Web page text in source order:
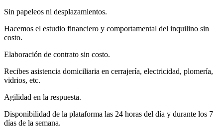
Sin papeleos ni desplazamientos.
Hacemos el estudio financiero y comportamental del inquilino sin
costo.
Elaboración de contrato sin costo.
Recibes asistencia domiciliaria en cerrajería, electricidad, plomería,
vidrios, etc.
Agilidad en la respuesta.
Disponibilidad de la plataforma las 24 horas del día y durante los 7
días de la semana.